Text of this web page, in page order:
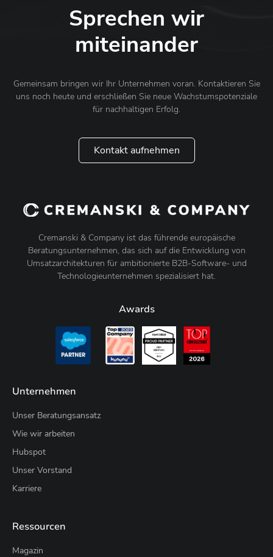
Sprechen wir
miteinander
Gemeinsam bringen wir Ihr Unternehmen voran. Kontaktieren Sie
uns noch heute und erschließen Sie neue Wachstumspotenziale
für nachhaltigen Erfolg.
Kontakt aufnehmen
Cremanski & Company ist das führende europäische
Beratungsunternehmen, das sich auf die Entwicklung von
Umsatzarchitekturen für ambitionierte B2B-Software- und
Technologieunternehmen spezialisiert hat.
Awards
Unternehmen
Unser Beratungsansatz
Wie wir arbeiten
Hubspot
Unser Vorstand
Karriere
Ressourcen
Magazin